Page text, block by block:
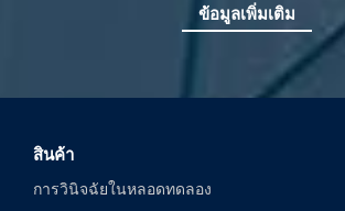
ข้อมูลเพิ่มเติม
สินค้า
การวินิจฉัยในหลอดทดลอง